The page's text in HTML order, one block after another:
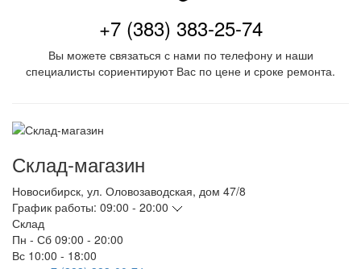
+7 (383) 383-25-74
Вы можете связаться с нами по телефону и наши
специалисты сориентируют Вас по цене и сроке ремонта.
Склад-магазин
Новосибирск, ул. Оловозаводская, дом 47/8
График работы: 09:00 - 20:00
Склад
Пн - Сб 09:00 - 20:00
Вс 10:00 - 18:00